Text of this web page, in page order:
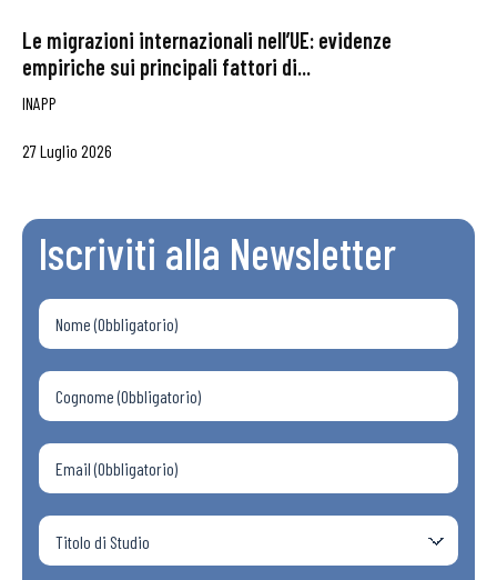
Le migrazioni internazionali nell’UE: evidenze
empiriche sui principali fattori di...
INAPP
27 Luglio 2026
Iscriviti alla Newsletter